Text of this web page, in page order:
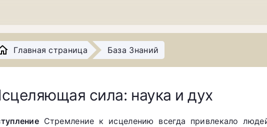
Главная страница База Знаний
сила: наука и дух
Стремление к исцелению всегда привлекало